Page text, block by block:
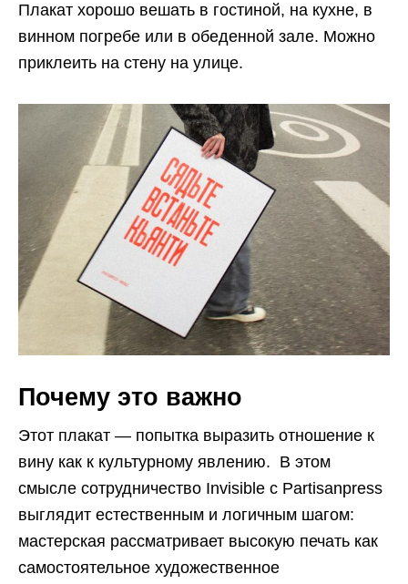
Плакат хорошо вешать в гостиной, на кухне, в
винном погребе или в обеденной зале. Можно
приклеить на стену на улице.
Почему это важно
Этот плакат — попытка выразить отношение к
вину как к культурному явлению. В этом
смысле сотрудничество Invisible с Partisanpress
выглядит естественным и логичным шагом:
мастерская рассматривает высокую печать как
самостоятельное художественное